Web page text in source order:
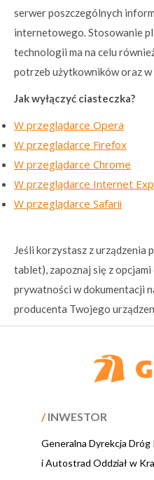
serwer poszczególnych
internetowego. Stosowanie
technologii ma na celu
potrzeb użytkowników oraz
Jak wyłączyć ciasteczka?
W przeglądarce Opera
W przegladarce Firefox
W przeglądarce Chrome
W przeglądarce Internet
W przeglądarce Safarii
Jeśli korzystasz z
tablet), zapoznaj się z
prywatności w dokumentacji
producenta Twojego
/INWESTOR
Generalna Dyrekcja Dróg
i Autostrad Oddział w